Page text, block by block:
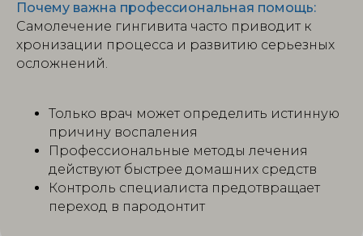
Почему важна профессиональная помощь:
Самолечение гингивита часто приводит к
хронизации процесса и развитию серьезных
осложнений.
Только врач может определить истинную
причину воспаления
Профессиональные методы лечения
действуют быстрее домашних средств
Контроль специалиста предотвращает
переход в пародонтит